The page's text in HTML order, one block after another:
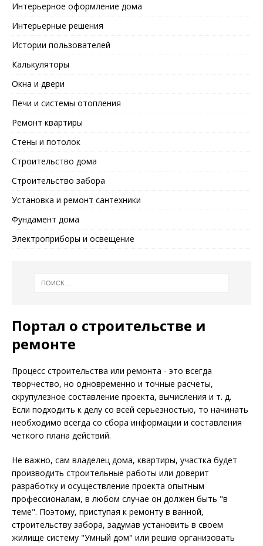
Интерьерное оформление дома
Интерьерные решения
Истории пользователей
Калькуляторы
Окна и двери
Печи и системы отопления
Ремонт квартиры
Стены и потолок
Строительство дома
Строительство забора
Установка и ремонт сантехники
Фундамент дома
Электроприборы и освещение
Портал о строительстве и
ремонте
Процесс строительства или ремонта - это всегда
творчество, но одновременно и точные расчеты,
скрупулезное составление проекта, вычисления и т. д.
Если подходить к делу со всей серьезностью, то начинать
необходимо всегда со сбора информации и составления
четкого плана действий.
Не важно, сам владелец дома, квартиры, участка будет
производить строительные работы или доверит
разработку и осуществление проекта опытным
профессионалам, в любом случае он должен быть "в
теме". Поэтому, приступая к ремонту в ванной,
строительству забора, задумав установить в своем
жилище систему "Умный дом" или решив организовать